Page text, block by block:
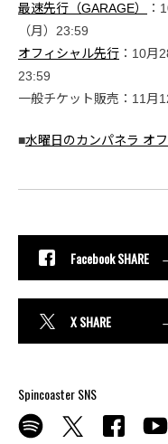
最速先行（GARAGE）
：
（月）23:59
オフィシャル先行 ：10月
23:59
一般チケット販売：11月
■水曜日のカンパネラ オ
Facebook SHARE
X SHARE
Spincoaster SNS